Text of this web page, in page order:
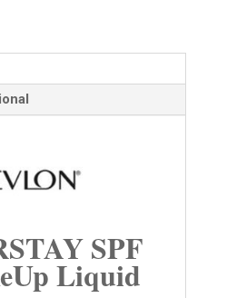
SPF
Liquid